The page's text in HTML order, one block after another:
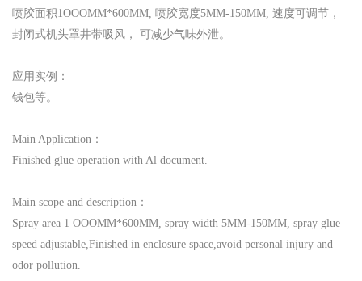
喷胶面积1OOOMM*600MM, 喷胶宽度5MM-150MM, 速度可调节，
封闭式机头罩井带吸风， 可减少气味外泄。
应用实例：
钱包等。
Main Application：
Finished glue operation with Al document.
Main scope and description：
Spray area 1 OOOMM*600MM, spray width 5MM-150MM, spray glue
speed adjustable,Finished in enclosure space,avoid personal injury and
odor pollution.